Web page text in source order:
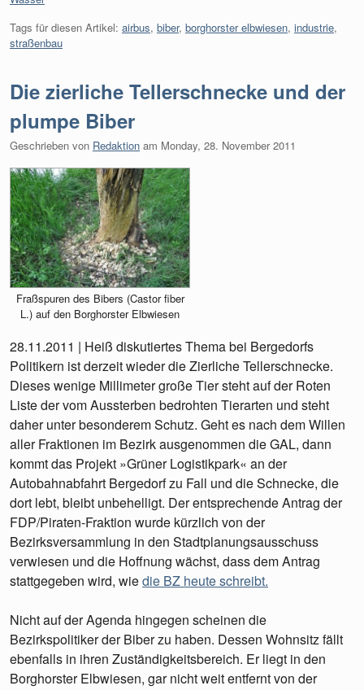
Tags für diesen Artikel: airbus, biber, borghorster elbwiesen, industrie,
straßenbau
Die zierliche Tellerschnecke und der
plumpe Biber
Geschrieben von Redaktion am Monday, 28. November 2011
Fraßspuren des Bibers (Castor fiber
L.) auf den Borghorster Elbwiesen
28.11.2011 | Heiß diskutiertes Thema bei Bergedorfs
Politikern ist derzeit wieder die Zierliche Tellerschnecke.
Dieses wenige Millimeter große Tier steht auf der Roten
Liste der vom Aussterben bedrohten Tierarten und steht
daher unter besonderem Schutz. Geht es nach dem Willen
aller Fraktionen im Bezirk ausgenommen die GAL, dann
kommt das Projekt »Grüner Logistikpark« an der
Autobahnabfahrt Bergedorf zu Fall und die Schnecke, die
dort lebt, bleibt unbehelligt. Der entsprechende Antrag der
FDP/Piraten-Fraktion wurde kürzlich von der
Bezirksversammlung in den Stadtplanungsausschuss
verwiesen und die Hoffnung wächst, dass dem Antrag
stattgegeben wird, wiedie BZ heute schreibt.
Nicht auf der Agenda hingegen scheinen die
Bezirkspolitiker der Biber zu haben. Dessen Wohnsitz fällt
ebenfalls in ihren Zuständigkeitsbereich. Er liegt in den
Borghorster Elbwiesen, gar nicht weit entfernt von der